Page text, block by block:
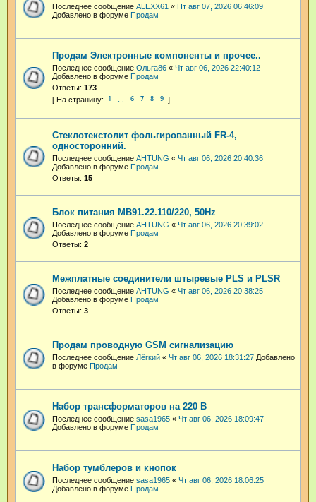
Последнее сообщение ALEXX61 « Пт авг 07, 2026 06:46:09
Добавлено в форуме Продам
Продам Электронные компоненты и прочее..
Последнее сообщение Ольга86 « Чт авг 06, 2026 22:40:12
Добавлено в форуме Продам
Ответы: 173
1 6 7 8 9
Стеклотекстолит фольгированный FR-4,
односторонний.
Последнее сообщение AHTUNG « Чт авг 06, 2026 20:40:36
Добавлено в форуме Продам
Ответы: 15
Блок питания МВ91.22.110/220, 50Hz
Последнее сообщение AHTUNG « Чт авг 06, 2026 20:39:02
Добавлено в форуме Продам
Ответы: 2
Межплатные соединители штыревые PLS и PLSR
Последнее сообщение AHTUNG « Чт авг 06, 2026 20:38:25
Добавлено в форуме Продам
Ответы: 3
Продам проводную GSM сигнализацию
Последнее сообщение Лёгкий « Чт авг 06, 2026 18:31:27 Добавлено
в форуме Продам
Набор трансформаторов на 220 В
Последнее сообщение sasa1965 « Чт авг 06, 2026 18:09:47
Добавлено в форуме Продам
Набор тумблеров и кнопок
Последнее сообщение sasa1965 « Чт авг 06, 2026 18:06:25
Добавлено в форуме Продам